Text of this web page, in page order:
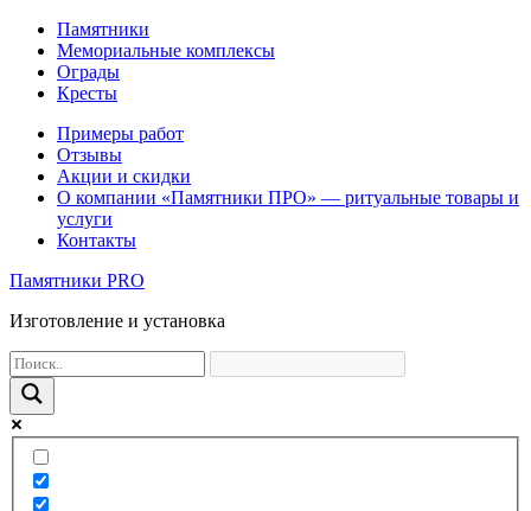
Памятники
Мемориальные комплексы
Ограды
Кресты
Примеры работ
Отзывы
Акции и скидки
О компании «Памятники ПРО» — ритуальные товары и
услуги
Контакты
Памятники PRO
Изготовление и установка